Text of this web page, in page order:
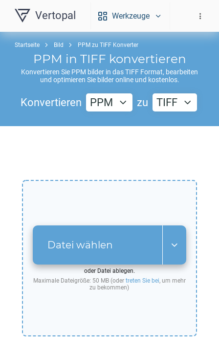
Vertopal Werkzeuge
Startseite Bild PPM zu TIFF Konverter
PPM in TIFF konvertieren
Konvertieren Sie PPM bilder in dasTIFF Format, bearbeiten
und optimieren Sie bilder online und kostenlos.
Konvertieren PPM zu TIFF
Datei wählen
oder Datei ablegen.
Maximale Dateigröße: 50 MB (oder treten Sie bei, um mehr
zu bekommen)